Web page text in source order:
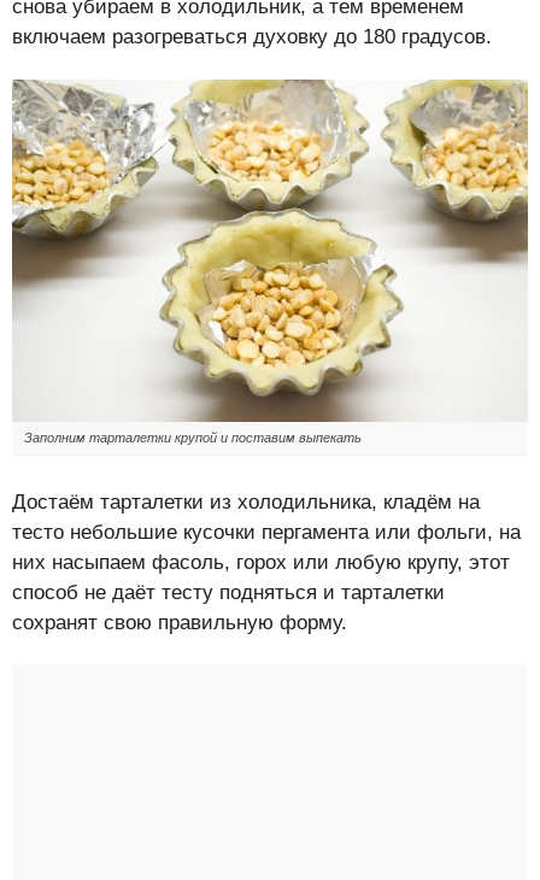
снова убираем в холодильник, а тем временем
включаем разогреваться духовку до 180 градусов.
Заполним тарталетки крупой и поставим выпекать
Достаём тарталетки из холодильника, кладём на
тесто небольшие кусочки пергамента или фольги, на
них насыпаем фасоль, горох или любую крупу, этот
способ не даёт тесту подняться и тарталетки
сохранят свою правильную форму.